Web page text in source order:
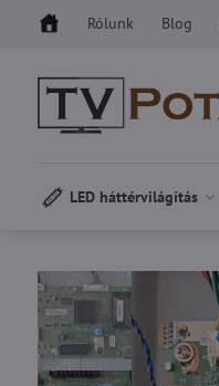
Rólunk Blog
LED háttérvilágítás